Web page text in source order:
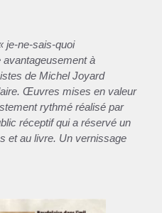
je-ne-sais-quoi
avantageusement à
de Michel Joyard
Œuvres mises en valeur
rythmé réalisé par
réceptif qui a réservé un
et au livre. Un vernissage